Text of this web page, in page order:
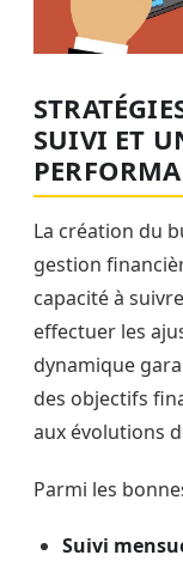
SUIVI ET
La création du
gestion
capacité à
effectuer les
dynamique
des objectifs
aux évolutions
Parmi les
Suivi